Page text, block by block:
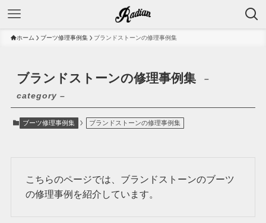
ホーム ブーツ修理事例集 ブランドストーンの修理事例集
ブランドストーンの修理事例集
–
category –
ブーツ修理事例集 ブランドストーンの修理事例集
こちらのページでは、ブランドストーンのブーツ
の修理事例を紹介しています。